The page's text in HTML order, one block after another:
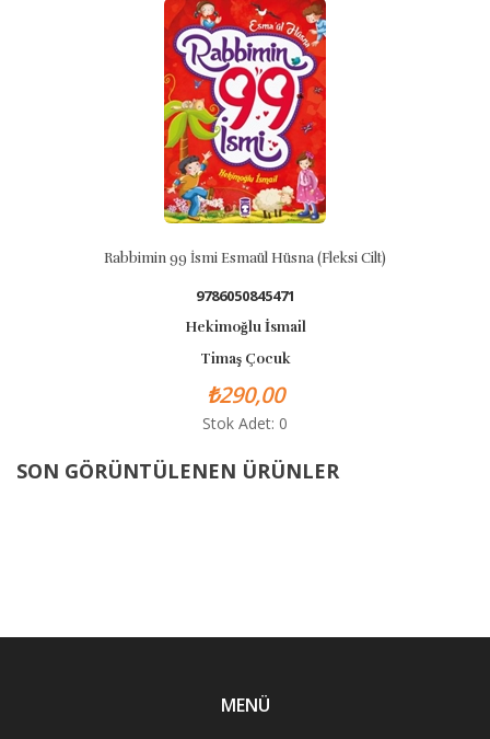
Rabbimin 99 İsmi Esmaül Hüsna (Fleksi Cilt)
9786050845471
Hekimoğlu İsmail
Timaş Çocuk
₺290,00
Stok Adet: 0
SON GÖRÜNTÜLENEN ÜRÜNLER
MENÜ